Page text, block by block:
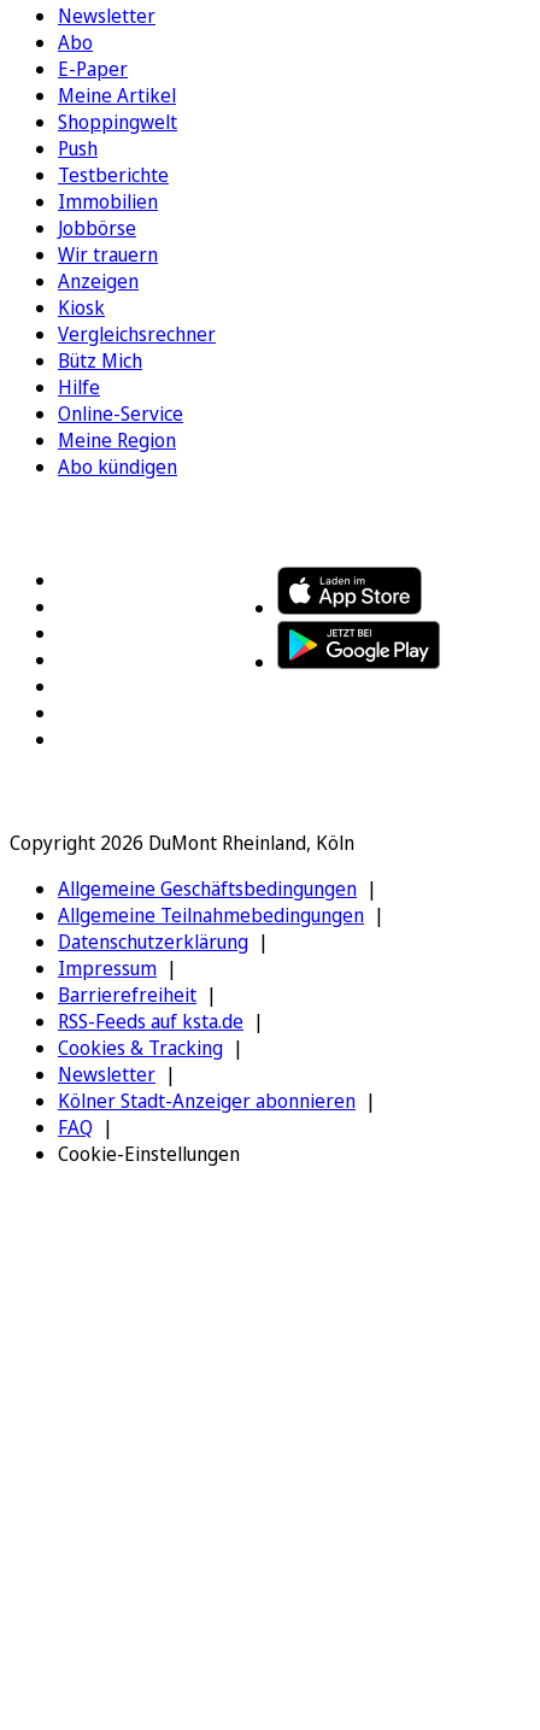
Newsletter
Abo
E-Paper
Meine Artikel
Shoppingwelt
Push
Testberichte
Immobilien
Jobbörse
Wir trauern
Anzeigen
Kiosk
Vergleichsrechner
Bütz Mich
Hilfe
Online-Service
Meine Region
Abo kündigen
Copyright 2026 DuMont Rheinland, Köln
Allgemeine Geschäftsbedingungen
Allgemeine Teilnahmebedingungen
Datenschutzerklärung
Impressum
Barrierefreiheit
RSS-Feeds auf ksta.de
Cookies & Tracking
Newsletter
Kölner Stadt-Anzeiger abonnieren
FAQ
Cookie-Einstellungen